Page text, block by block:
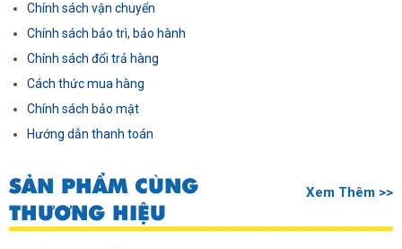
Chính sách vận chuyển
Chính sách bảo trì, bảo hành
Chính sách đổi trả hàng
Cách thức mua hàng
Chính sách bảo mật
Hướng dẫn thanh toán
SẢN PHẨM CÙNG
THƯƠNG HIỆU
Xem Thêm >>